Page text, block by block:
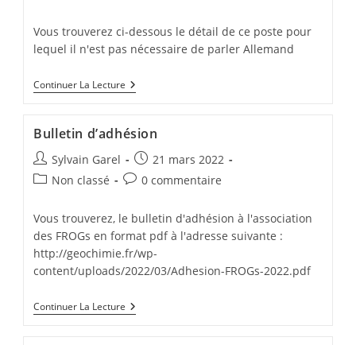
Vous trouverez ci-dessous le détail de ce poste pour
lequel il n'est pas nécessaire de parler Allemand
Continuer La Lecture
Bulletin d’adhésion
Sylvain Garel
21 mars 2022
Non classé
0 commentaire
Vous trouverez, le bulletin d'adhésion à l'association
des FROGs en format pdf à l'adresse suivante :
http://geochimie.fr/wp-
content/uploads/2022/03/Adhesion-FROGs-2022.pdf
Continuer La Lecture